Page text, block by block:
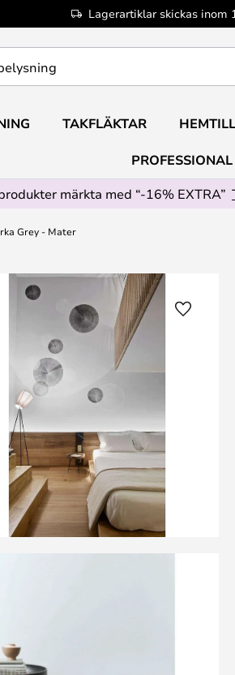
Lagerartiklar skickas inom
TAKFLÄKTAR
PROFESSIONAL
märkta med “-16% EXTRA”
Grey - Mater